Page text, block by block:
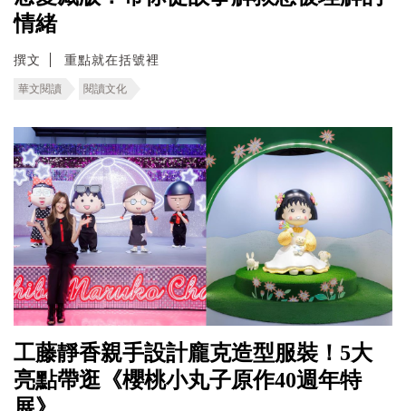
情緒
撰文 重點就在括號裡
華文閱讀 閱讀文化
工藤靜香親手設計龐克造型服裝！5大
亮點帶逛《櫻桃小丸子原作40週年特